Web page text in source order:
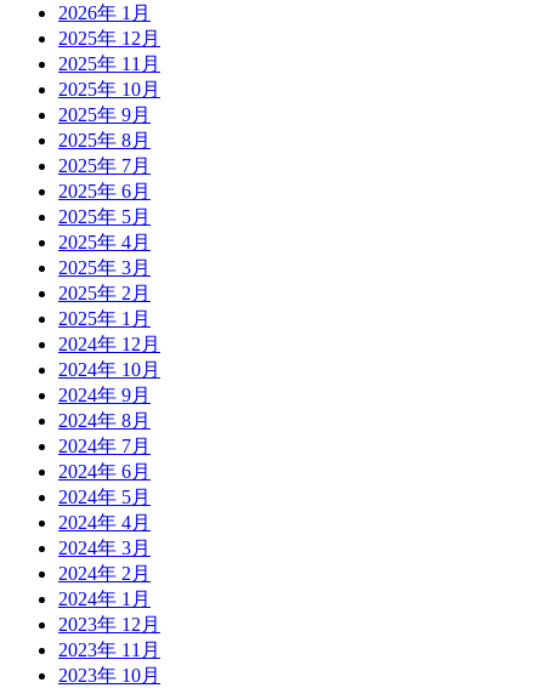
2026年 1月
2025年 12月
2025年 11月
2025年 10月
2025年 9月
2025年 8月
2025年 7月
2025年 6月
2025年 5月
2025年 4月
2025年 3月
2025年 2月
2025年 1月
2024年 12月
2024年 10月
2024年 9月
2024年 8月
2024年 7月
2024年 6月
2024年 5月
2024年 4月
2024年 3月
2024年 2月
2024年 1月
2023年 12月
2023年 11月
2023年 10月